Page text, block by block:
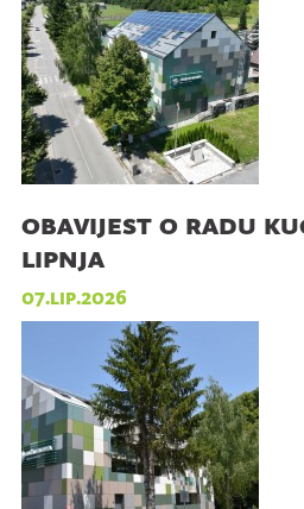
obavijest o radu
lipnja
07.lip.2026